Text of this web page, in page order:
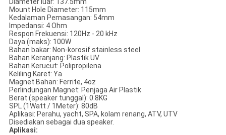
Diameter luar: 137.5mm
Mount Hole Diameter: 115mm
Kedalaman Pemasangan: 54mm
Impedansi: 4 Ohm
Respon Frekuensi: 120Hz - 20 kHz
Daya (maks): 100W
Bahan bakar: Non-korosif stainless steel
Bahan Keranjang: Plastik UV
Bahan Kerucut: Polipropilena
Keliling Karet: Ya
Magnet Bahan: Ferrite, 4oz
Perlindungan Magnet: Penjaga Air Plastik
Berat (speaker tunggal): 0.8KG
SPL (1Watt / 1Meter): 80dB
Aplikasi: Perahu, yacht, SPA, kolam renang, ATV, UTV
Disediakan sebagai dua speaker.
Aplikasi: